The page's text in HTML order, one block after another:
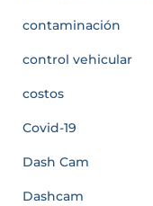
contaminación
control vehicular
costos
Covid-19
Dash Cam
Dashcam